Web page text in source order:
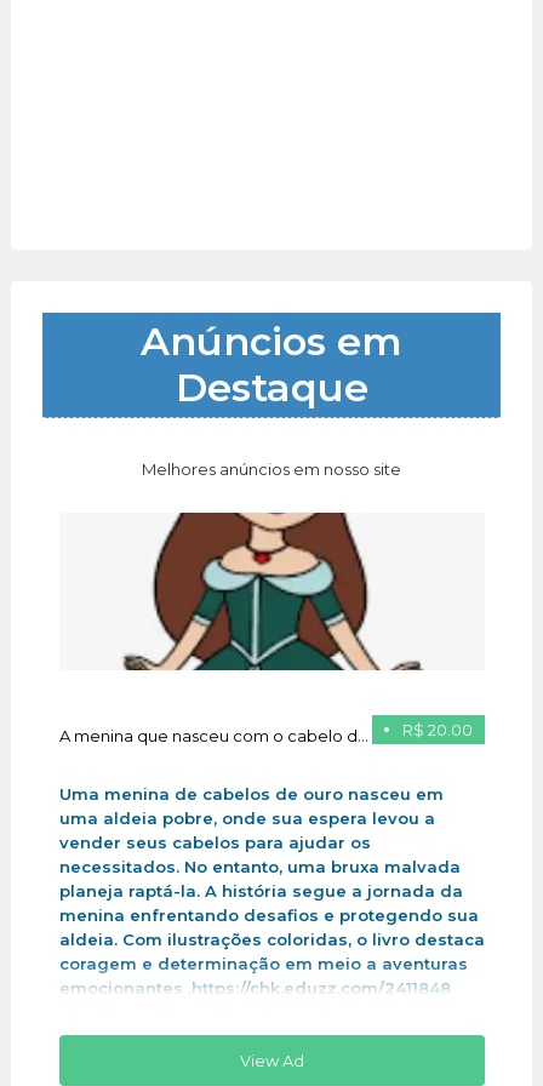
Anúncios em
Destaque
Melhores anúncios em nosso site
R$ 20.00
A menina que nasceu com o cabelo de ouro
Uma menina de cabelos de ouro nasceu em
uma aldeia pobre, onde sua espera levou a
vender seus cabelos para ajudar os
necessitados. No entanto, uma bruxa malvada
planeja raptá-la. A história segue a jornada da
menina enfrentando desafios e protegendo sua
aldeia. Com ilustrações coloridas, o livro destaca
coragem e determinação em meio a aventuras
emocionantes .https://chk.eduzz.com/2411848
View Ad